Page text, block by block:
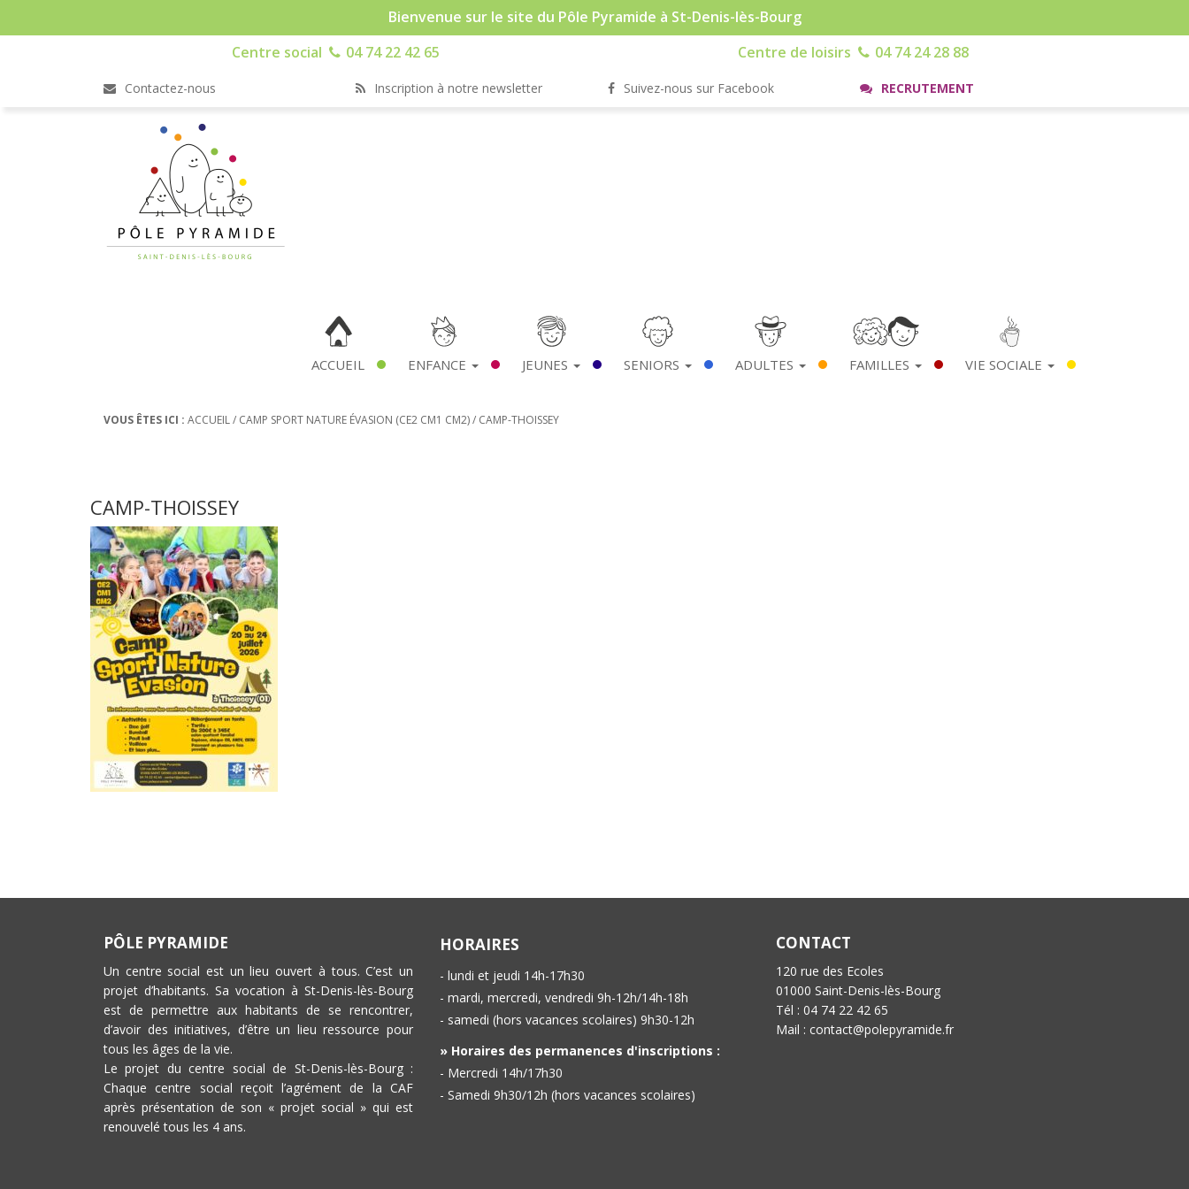
Bienvenue sur le site du Pôle Pyramide à St-Denis-lès-Bourg
Centre social
04 74 22 42 65 Centre de loisirs 04 74 24 28 88
Contactez-nous Inscription à notre newsletter Suivez-nous sur Facebook RECRUTEMENT
ACCUEIL ENFANCE JEUNES SENIORS ADULTES FAMILLES VIE SOCIALE
VOUS ÊTES ICI : ACCUEIL/ CAMP SPORT NATURE ÉVASION (CE2 CM1 CM2)/ CAMP-THOISSEY
CAMP-THOISSEY
PÔLE PYRAMIDE
Un centre social est un lieu ouvert à tous. C’est un
projet d’habitants. Sa vocation à St-Denis-lès-Bourg
est de permettre aux habitants de se rencontrer,
d’avoir des initiatives, d’être un lieu ressource pour
tous les âges de la vie.
Le projet du centre social de St-Denis-lès-Bourg :
Chaque centre social reçoit l’agrément de la CAF
après présentation de son « projet social » qui est
renouvelé tous les 4 ans.
HORAIRES
- lundi et jeudi 14h-17h30
- mardi, mercredi, vendredi 9h-12h/14h-18h
- samedi (hors vacances scolaires) 9h30-12h
» Horaires des permanences d'inscriptions :
- Mercredi 14h/17h30
- Samedi 9h30/12h (hors vacances scolaires)
CONTACT
120 rue des Ecoles
01000 Saint-Denis-lès-Bourg
Tél : 04 74 22 42 65
Mail : contact@polepyramide.fr